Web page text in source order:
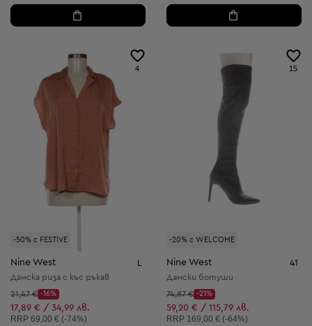
-50% с FESTIVE
4
Nine West
Дамска риза с къс ръкав
Начална цена:
21,47 €
Discount Price:
-16%
Намалена цена:
17,89 € / 34,99 лв.
Препоръчителна цена:
RRP 69,00 € (-74%)
-20% с WELCOME
15
Nine West 41
Дамски ботуши
Начална цена:
74,87 €
Discount Price:
-21%
Намалена цена:
59,20 € / 115,79 лв.
Препоръчителна цена:
RRP 169,00 € (-64%)